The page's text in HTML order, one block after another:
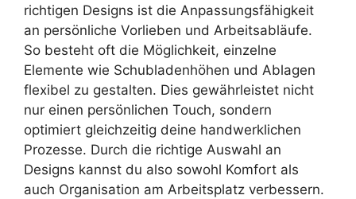
richtigen Designs ist die Anpassungsfähigkeit
an persönliche Vorlieben und Arbeitsabläufe.
So besteht oft die Möglichkeit, einzelne
Elemente wie Schubladenhöhen und Ablagen
flexibel zu gestalten. Dies gewährleistet nicht
nur einen persönlichen Touch, sondern
optimiert gleichzeitig deine handwerklichen
Prozesse. Durch die richtige Auswahl an
Designs kannst du also sowohl Komfort als
auch Organisation am Arbeitsplatz verbessern.